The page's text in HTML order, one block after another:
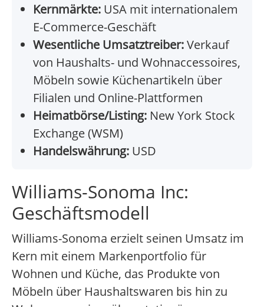
Kernmärkte: USA mit internationalem
E-Commerce-Geschäft
Wesentliche Umsatztreiber:Verkauf
von Haushalts- und Wohnaccessoires,
Möbeln sowie Küchenartikeln über
Filialen und Online-Plattformen
Heimatbörse/Listing: New York Stock
Exchange (WSM)
Handelswährung: USD
Williams-Sonoma Inc:
Geschäftsmodell
Williams-Sonoma erzielt seinen Umsatz im
Kern mit einem Markenportfolio für
Wohnen und Küche, das Produkte von
Möbeln über Haushaltswaren bis hin zu